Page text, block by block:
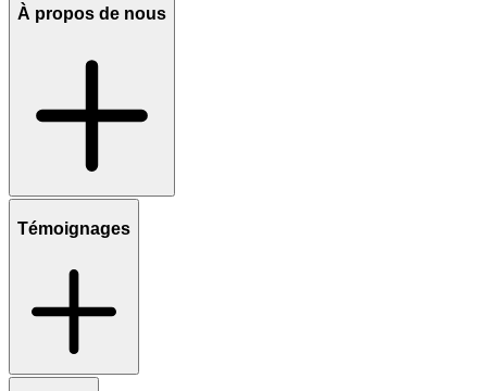
À propos de nous
Témoignages